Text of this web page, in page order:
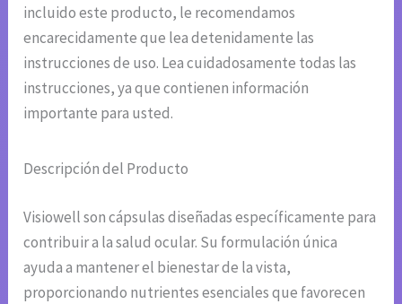
incluido este producto, le recomendamos
encarecidamente que lea detenidamente las
instrucciones de uso. Lea cuidadosamente todas las
instrucciones, ya que contienen información
importante para usted.
Descripción del Producto
Visiowell son cápsulas diseñadas específicamente para
contribuir a la salud ocular. Su formulación única
ayuda a mantener el bienestar de la vista,
proporcionando nutrientes esenciales que favorecen